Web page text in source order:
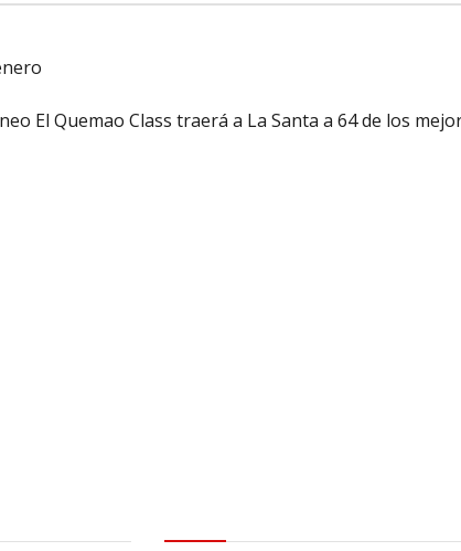
El Quemao Class traerá a La Santa a 64 de los